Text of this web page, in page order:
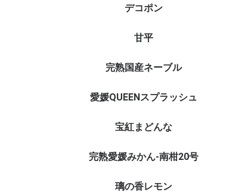
デコポン
甘平
完熟国産ネーブル
愛媛QUEENスプラッシュ
宝紅まどんな
完熟愛媛みかん-南柑20号
璃の香レモン